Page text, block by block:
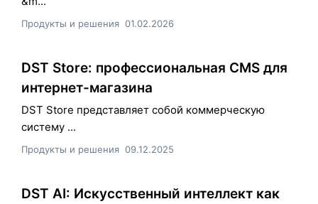
Продукты и решения 01.02.2026
DST Store: профессиональная CMS для
интернет-магазина
DST Store представляет собой коммерческую
систему ...
Продукты и решения 09.12.2025
DST AI: Искусственный интеллект как